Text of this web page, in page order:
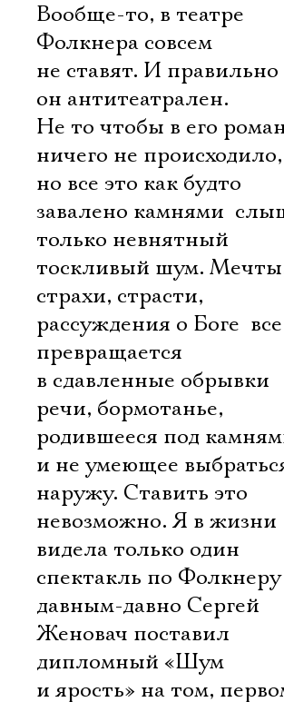
Вообще-то, в театре
Фолкнера совсем
не ставят. И правильно 
он антитеатрален.
Не то чтобы в его
ничего не происходило,
но все это как будто
завалено камнями 
только невнятный
тоскливый шум.
страхи, страсти,
рассуждения о Боге  все
превращается
в сдавленные обрывки
речи, бормотанье,
родившееся под
и не умеющее
наружу. Ставить это
невозможно. Я в жизни
видела только один
спектакль по Фолкнеру 
давным-давно Сергей
Женовач поставил
дипломный «Шум
и ярость» на том,